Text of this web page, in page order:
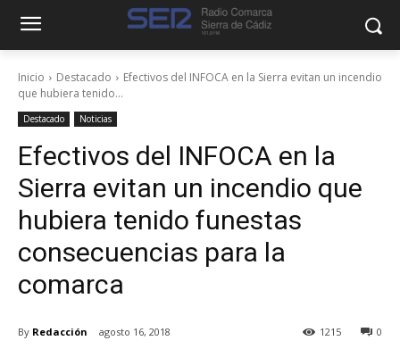
Inicio Destacado
Efectivos del INFOCA en la Sierra evitan un incendio
que hubiera tenido...
Destacado Noticias
Efectivos del INFOCA en la
Sierra evitan un incendio que
hubiera tenido funestas
consecuencias para la
comarca
By Redacción agosto 16, 2018 0
1215